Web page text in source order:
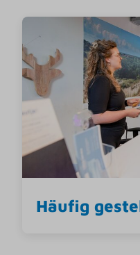
Häufig